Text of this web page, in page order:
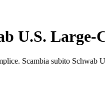
U.S.
Scambia subito